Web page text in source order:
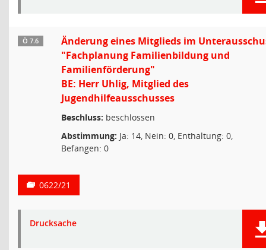
Ö 7.6
Änderung eines Mitglieds im
"Fachplanung Familienbildung und
Familienförderung"
BE: Herr Uhlig, Mitglied des
Jugendhilfeausschusses
Beschluss: beschlossen
Abstimmung: Ja: 14, Nein: 0, Enthaltung: 0,
Befangen: 0
0622/21
Drucksache